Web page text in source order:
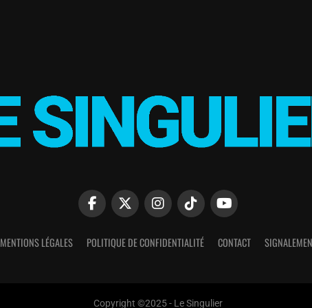
MENTIONS LÉGALES POLITIQUE DE CONFIDENTIALITÉ CONTACT
Copyright ©2025 - Le Singulier